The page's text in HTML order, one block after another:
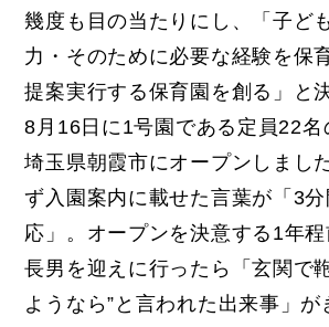
幾度も目の当たりにし、「子ど
力・そのために必要な経験を保
提案実行する保育園を創る」と
8月16日に1号園である定員22名
埼玉県朝霞市にオープンしまし
ず入園案内に載せた言葉が「3
応」。オープンを決意する1年
長男を迎えに行ったら「玄関で
ようなら”と言われた出来事」が